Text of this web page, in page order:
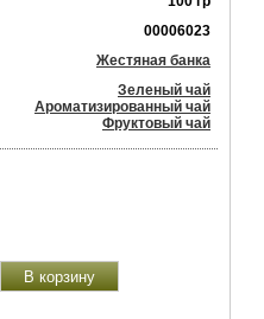
00006023
Жестяная банка
Зеленый чай
Ароматизированный чай
Фруктовый чай